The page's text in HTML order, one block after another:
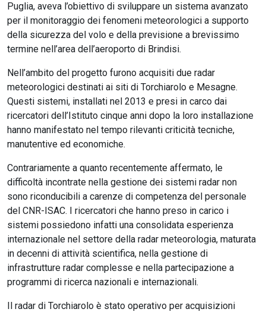
Puglia, aveva l’obiettivo di sviluppare un sistema avanzato
per il monitoraggio dei fenomeni meteorologici a supporto
della sicurezza del volo e della previsione a brevissimo
termine nell’area dell’aeroporto di Brindisi.
Nell’ambito del progetto furono acquisiti due radar
meteorologici destinati ai siti di Torchiarolo e Mesagne.
Questi sistemi, installati nel 2013 e presi in carco dai
ricercatori dell’Istituto cinque anni dopo la loro installazione
hanno manifestato nel tempo rilevanti criticità tecniche,
manutentive ed economiche.
Contrariamente a quanto recentemente affermato, le
difficoltà incontrate nella gestione dei sistemi radar non
sono riconducibili a carenze di competenza del personale
del CNR-ISAC. I ricercatori che hanno preso in carico i
sistemi possiedono infatti una consolidata esperienza
internazionale nel settore della radar meteorologia, maturata
in decenni di attività scientifica, nella gestione di
infrastrutture radar complesse e nella partecipazione a
programmi di ricerca nazionali e internazionali.
Il radar di Torchiarolo è stato operativo per acquisizioni